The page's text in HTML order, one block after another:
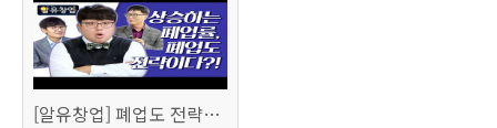
[알유창업] 폐업도 전략이다 사업 정리 노트